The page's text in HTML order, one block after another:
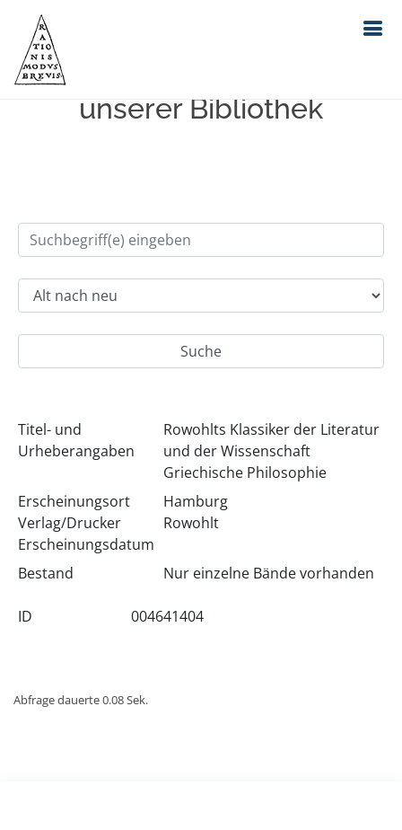
Einfache Suche im Bestand
unserer Bibliothek
Titel- und
Urheberangaben
Rowohlts Klassiker der Literatur
und der Wissenschaft
Griechische Philosophie
Erscheinungsort
Verlag/Drucker
Erscheinungsdatum
Hamburg
Rowohlt
Bestand Nur einzelne Bände vorhanden
ID 004641404
Abfrage dauerte 0.08 Sek.